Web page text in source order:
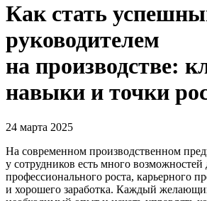
Как стать
руководителем
на производстве:
навыки и точки
24 марта 2025
На современном производственном
у сотрудников есть много возможностей
профессионального роста, карьерного
и хорошего заработка. Каждый